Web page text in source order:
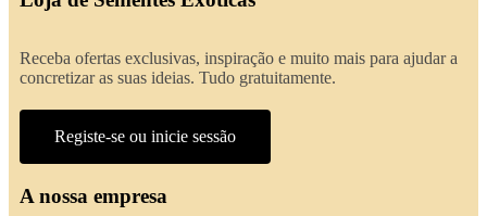
Receba ofertas exclusivas, inspiração e muito mais para ajudar a
concretizar as suas ideias. Tudo gratuitamente.
Registe-se ou inicie sessão
A nossa empresa